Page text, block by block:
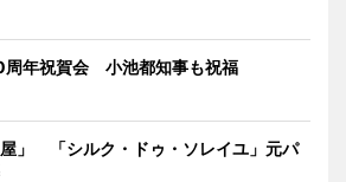
周年祝賀会 小池都知事も祝福
」 「シルク・ドゥ・ソレイユ」元パ